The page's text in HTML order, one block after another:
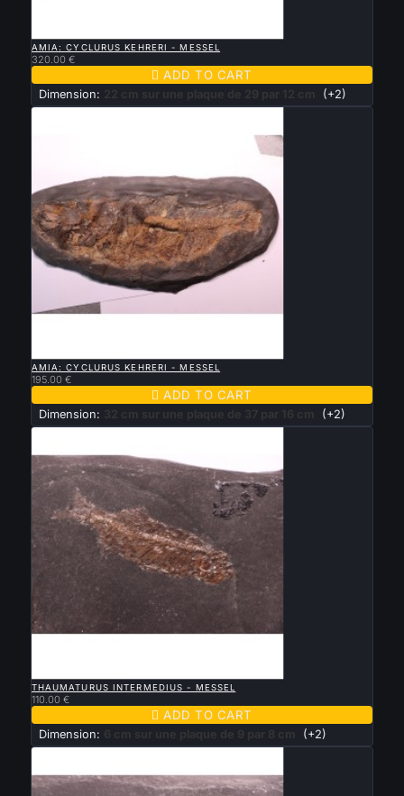
AMIA: CYCLURUS KEHRERI - MESSEL
320.00 €
 ADD TO CART
Dimension: 22 cm sur une plaque de 29 par 12 cm (+2)
AMIA: CYCLURUS KEHRERI - MESSEL
195.00 €
 ADD TO CART
Dimension: 32 cm sur une plaque de 37 par 16 cm (+2)
THAUMATURUS INTERMEDIUS - MESSEL
110.00 €
 ADD TO CART
Dimension: 6 cm sur une plaque de 9 par 8 cm (+2)